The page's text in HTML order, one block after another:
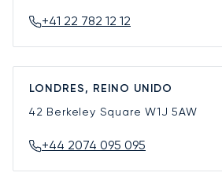
+41 22 782 12 12
LONDRES, REINO UNIDO
42 Berkeley SquareW1J 5AW
+44 2074 095 095